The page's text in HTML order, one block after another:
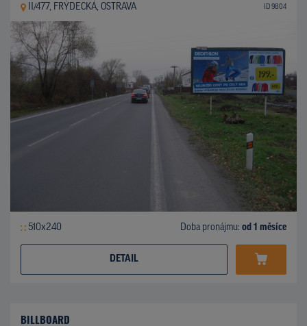
II/477, FRÝDECKÁ, OSTRAVA ID 9804
510x240 Doba pronájmu: od 1 měsíce
DETAIL
BILLBOARD